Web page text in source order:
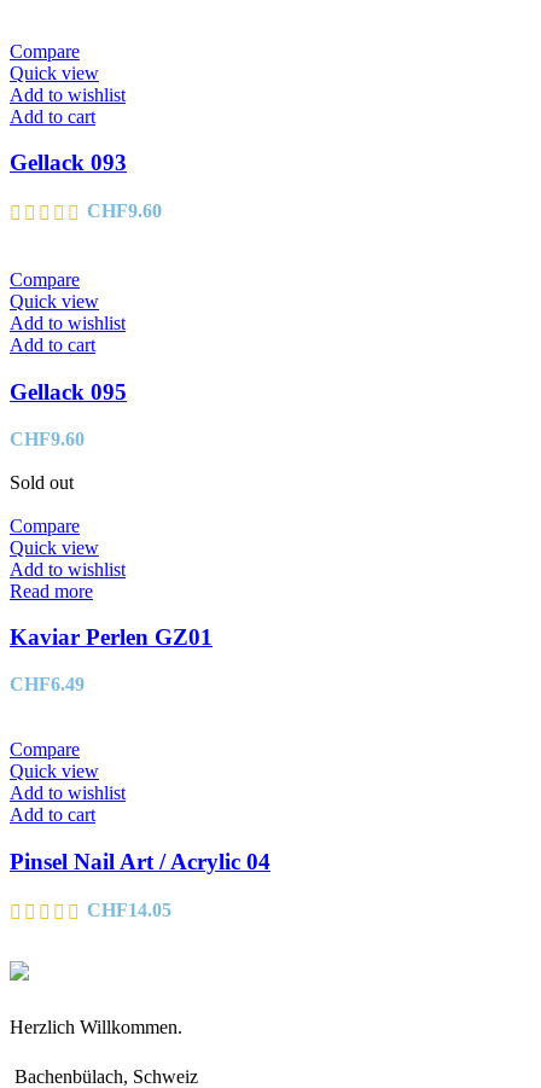
Compare
Quick view
Add to wishlist
Add to cart
Gellack 093
CHF9.60
Compare
Quick view
Add to wishlist
Add to cart
Gellack 095
CHF9.60
Sold out
Compare
Quick view
Add to wishlist
Read more
Kaviar Perlen GZ01
CHF6.49
Compare
Quick view
Add to wishlist
Add to cart
Pinsel Nail Art / Acrylic 04
CHF14.05
Herzlich Willkommen.
Bachenbülach, Schweiz